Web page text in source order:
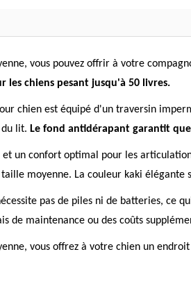
vous pouvez offrir à votre
les chiens pesant jusqu'à 50 livres.
chien est équipé d'un traversin
lit. Le fond antidérapant garantit
un confort optimal pour les
moyenne. La couleur kaki
pas de piles ni de batteries, ce
de maintenance ou des coûts
vous offrez à votre chien un